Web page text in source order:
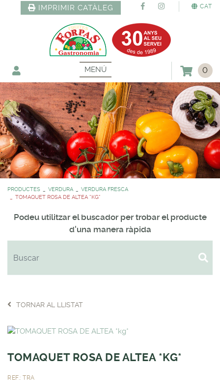
CAT
IMPRIMIR CATÀLEG
MENÚ 0
PRODUCTES VERDURA
VERDURA FRESCA
TOMAQUET ROSA DE ALTEA *KG*
Podeu utilitzar el buscador per trobar el producte
d'una manera ràpida
TORNAR AL LLISTAT
TOMAQUET ROSA DE ALTEA *KG*
REF.: TRA